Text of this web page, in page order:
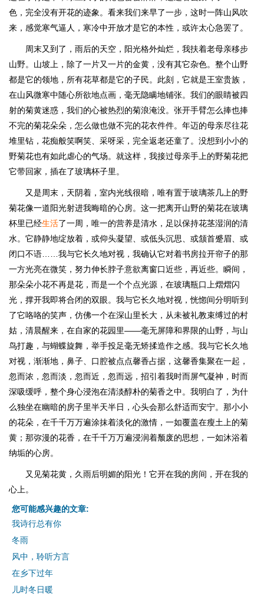
色，完全没有开花的迹象。看来我们来早了一步，这时一阵山风吹
来，感觉寒气逼人，寒冷中开放才是它的本性，或许太心急罢了。
周末又到了，雨后的天空，阳光格外灿烂，我扶着老母亲移步
山野。山坡上，除了一片又一片的金黄，没有其它杂色。整个山野
都是它的领地，所有花草都是它的子民。此刻，它就是王室贵族，
在山风微寒中随心所欲地点画，毫无隐瞒地铺张。我们的眼睛被四
射的菊黄迷惑，我们的心被热烈的菊浪淹没。张开手臂怎么捧也捧
不完的菊花朵朵，怎么做也做不完的花衣件件。年迈的母亲尽往花
堆里钻，花痴般笑啊笑、采呀采，完全返老还童了。没想到小小的
野菊花也有如此虐心的气场。就这样，我接过母亲手上的野菊花把
它带回家，插在了玻璃杯子里。
又是周末，天阴着，室内光线很暗，唯有置于玻璃茶几上的野
菊花像一道阳光射进我晦暗的心房。这一把离开山野的菊花在玻璃
杯里已经生活了一周，唯一的营养是清水，足以保持花茎湿润的清
水。它静静地绽放着，或仰头凝望、或低头沉思、或颔首蹙眉、或
闭口不语……我与它长久地对视，我确认它对着书房拉开帘子的那
一方光亮在微笑，努力伸长脖子意欲离窗口近些，再近些。瞬间，
那朵朵小花不再是花，而是一个个点光源，在玻璃瓶口上熠熠闪
光，撑开我即将合闭的双眼。我与它长久地对视，恍惚间分明听到
了它咯咯的笑声，仿佛一个在深山里长大，从未被礼教束缚过的村
姑，清晨醒来，在自家的花园里——毫无屏障和界限的山野，与山
鸟打趣，与蝴蝶旋舞，举手投足毫无矫揉造作之感。我与它长久地
对视，渐渐地，鼻子、口腔被点点馨香占据，这馨香集聚在一起，
忽而浓，忽而淡，忽而近，忽而远，招引着我时而屏气凝神，时而
深吸缓呼，整个身心浸泡在清淡醇朴的菊香之中。我明白了，为什
么独坐在幽暗的房子里半天半日，心头会那么舒适而安宁。那小小
的花朵，在千千万万遍涂抹着淡化的激情，一如覆盖在瘦土上的菊
黄；那弥漫的花香，在千千万万遍浸润着颓废的思想，一如沐浴着
纳垢的心房。
又见菊花黄，久雨后明媚的阳光！它开在我的房间，开在我的
心上。
您可能感兴趣的文章:
我诗行总有你
冬雨
风中，聆听方言
在乡下过年
儿时冬日暖